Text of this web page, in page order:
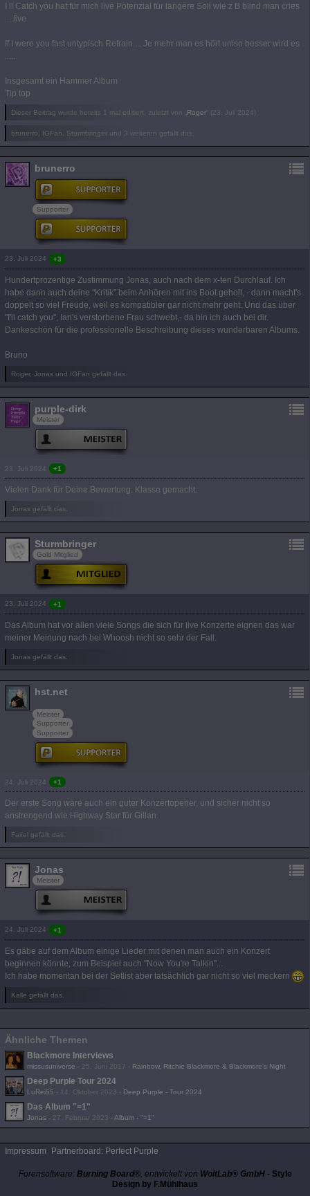
I ll Catch you hat für mich live Potenzial für längere Soli wie z B blind man cries
....live
If I were you fast untypisch Refrain.... Je mehr man es hört umso besser wird es
.....
Insgesamt ein Hammer Album
Tip top
Dieser Beitrag wurde bereits 1 mal editiert, zuletzt von „ Roger“ (23. Juli 2024)
brunerro, IGFan, Sturmbringer und 3 weiteren gefällt das.
brunerro
Supporter
23. Juli 2024 +3
Hundertprozentige Zustimmung Jonas, auch nach dem x-ten Durchlauf. Ich
habe dann auch deine "Kritik" beim Anhören mit ins Boot geholt, - dann macht's
doppelt so viel Freude, weil es kompatibler gar nicht mehr geht. Und das über
"I'll catch you", Ian's verstorbene Frau schwebt,- da bin ich auch bei dir.
Dankeschön für die professionelle Beschreibung dieses wunderbaren Albums.
Bruno
Roger, Jonas und IGFan gefällt das.
purple-dirk
Meister
23. Juli 2024 +1
Vielen Dank für Deine Bewertung. Klasse gemacht.
Jonas gefällt das.
Sturmbringer
Gold Mitglied
23. Juli 2024 +1
Das Album hat vor allen viele Songs die sich für live Konzerte eignen das war
meiner Meinung nach bei Whoosh nicht so sehr der Fall.
Jonas gefällt das.
hst.net
Meister
Supporter
Supporter
24. Juli 2024 +1
Der erste Song wäre auch ein guter Konzertopener, und sicher nicht so
anstrengend wie Highway Star für Gillan.
Faxel gefällt das.
Jonas
Meister
24. Juli 2024 +1
Es gäbe auf dem Album einige Lieder mit denen man auch ein Konzert
beginnen könnte, zum Beispiel auch "Now You're Talkin"...
Ich habe momentan bei der Setlist aber tatsächlich gar nicht so viel meckern
Kalle gefällt das.
Ähnliche Themen
Blackmore Interviews
missusuniverse - 25. Juni 2017 - Rainbow, Ritchie Blackmore & Blackmore's Night
Deep Purple Tour 2024
LuRei55 - 14. Oktober 2023 - Deep Purple - Tour 2024
Das Album "=1"
Jonas - 27. Februar 2023 -Album - "=1"
Impressum Partnerboard: Perfect Purple
Forensoftware: Burning Board®, entwickelt von WoltLab® GmbH